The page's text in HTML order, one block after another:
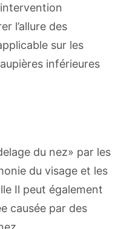
l’allure des
sur les
inférieures
du nez» par les
du visage et les
Il peut également
causée par des